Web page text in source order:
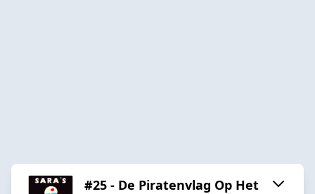
#25 - De Piratenvlag Op Het